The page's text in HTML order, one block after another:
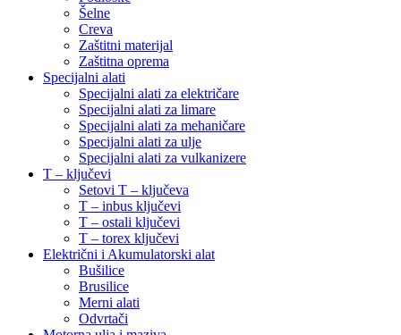
Šelne
Creva
Zaštitni materijal
Zaštitna oprema
Specijalni alati
Specijalni alati za električare
Specijalni alati za limare
Specijalni alati za mehaničare
Specijalni alati za ulje
Specijalni alati za vulkanizere
T – ključevi
Setovi T – ključeva
T – inbus ključevi
T – ostali ključevi
T – torex ključevi
Električni i Akumulatorski alat
Bušilice
Brusilice
Merni alati
Odvrtači